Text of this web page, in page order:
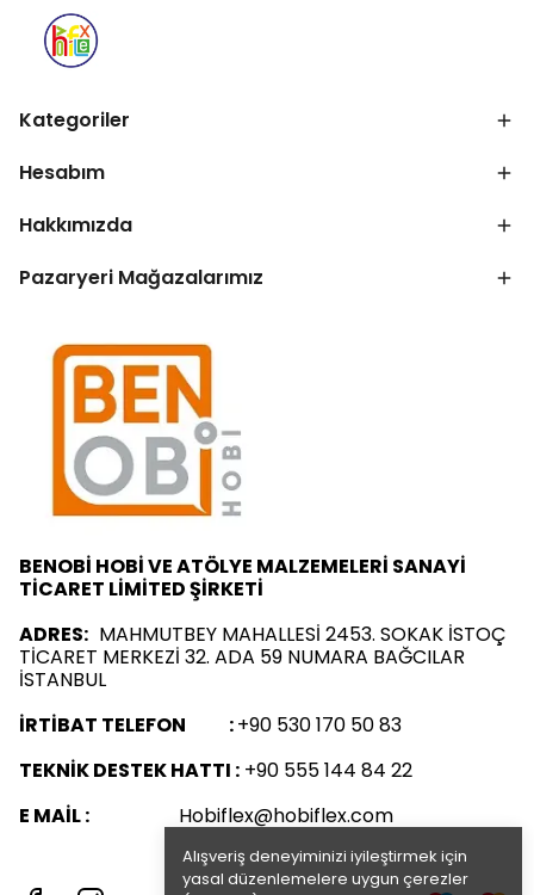
Alışveriş deneyiminizi iyileştirmek için
yasal düzenlemelere uygun çerezler
Kategoriler
Hesabım
Hakkımızda
Pazaryeri Mağazalarımız
BENOBİ HOBİ VE ATÖLYE MALZEMELERİ SANAYİ
TİCARET LİMİTED ŞİRKETİ
ADRES: MAHMUTBEY MAHALLESİ 2453. SOKAK İSTOÇ
TİCARET MERKEZİ 32. ADA 59 NUMARA BAĞCILAR
İSTANBUL
İRTİBAT TELEFON :+90 530 170 50 83
TEKNİK DESTEK HATTI : +90 555 144 84 22
E MAİL : Hobiflex@hobiflex.com